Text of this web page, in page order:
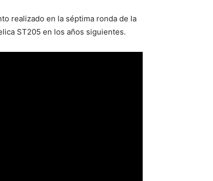
realizado en la séptima ronda de la
ST205 en los años siguientes.